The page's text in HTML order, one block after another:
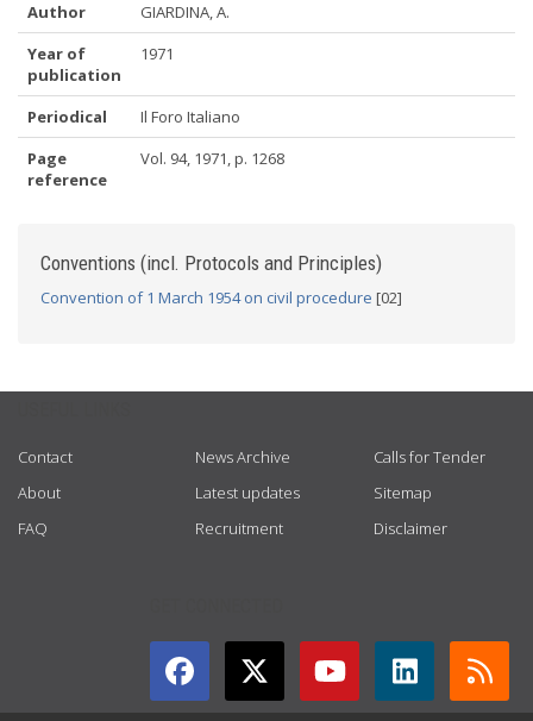
Author
GIARDINA, A.
Year of
publication
1971
Periodical
Il Foro Italiano
Page
reference
Vol. 94, 1971, p. 1268
Conventions (incl. Protocols and Principles)
Convention of 1 March 1954 on civil procedure [02]
Contact
About
FAQ
News Archive
Latest updates
Recruitment
Calls for Tender
Sitemap
Disclaimer